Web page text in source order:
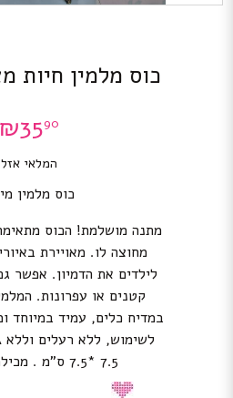
כוס מלמין חיות
₪3590
המלאי אזל
כוס מלמין
מתנה מושלמת! הכוס
מחוצה לו. מאויירת
לילדים את הדמיון. אפשר
קטנים או עפרונות.
במדיח כלים, עמיד במיוחד
7.5 *7.5 ס”מ . מכילה 160 מ”ל